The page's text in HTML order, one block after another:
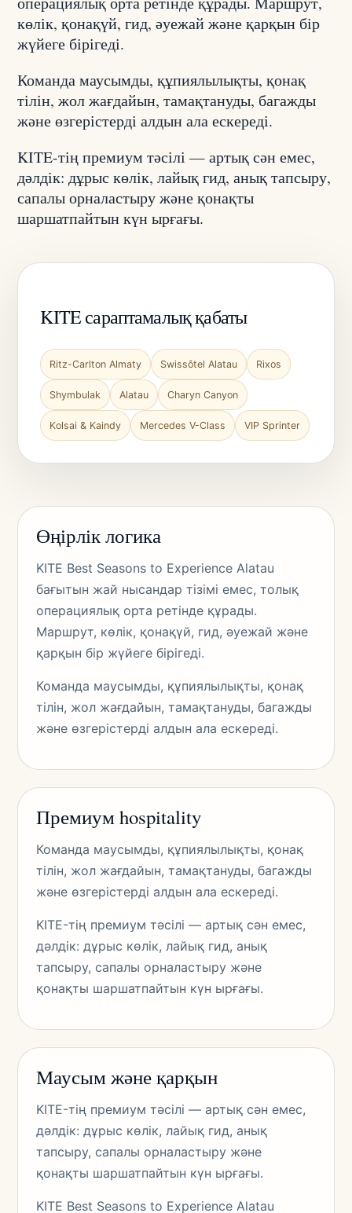
көлік, қонақүй, гид, әуежай және қарқын бір
жүйеге бірігеді.
Команда маусымды, құпиялылықты, қонақ
тілін, жол жағдайын, тамақтануды, багажды
және өзгерістерді алдын ала ескереді.
KITE-тің премиум тәсілі — артық сән емес,
дәлдік: дұрыс көлік, лайық гид, анық тапсыру,
сапалы орналастыру және қонақты
шаршатпайтын күн ырғағы.
KITE сараптамалық қабаты
Ritz-Carlton Almaty Swissôtel Alatau Rixos
Shymbulak Alatau Charyn Canyon
Kolsai & Kaindy Mercedes V-Class VIP Sprinter
Өңірлік логика
KITE Best Seasons to Experience Alatau
бағытын жай нысандар тізімі емес, толық
операциялық орта ретінде құрады.
Маршрут, көлік, қонақүй, гид, әуежай және
қарқын бір жүйеге бірігеді.
Команда маусымды, құпиялылықты, қонақ
тілін, жол жағдайын, тамақтануды, багажды
және өзгерістерді алдын ала ескереді.
Премиум hospitality
Команда маусымды, құпиялылықты, қонақ
тілін, жол жағдайын, тамақтануды, багажды
және өзгерістерді алдын ала ескереді.
KITE-тің премиум тәсілі — артық сән емес,
дәлдік: дұрыс көлік, лайық гид, анық
тапсыру, сапалы орналастыру және
қонақты шаршатпайтын күн ырғағы.
Маусым және қарқын
KITE-тің премиум тәсілі — артық сән емес,
дәлдік: дұрыс көлік, лайық гид, анық
тапсыру, сапалы орналастыру және
қонақты шаршатпайтын күн ырғағы.
KITE Best Seasons to Experience Alatau